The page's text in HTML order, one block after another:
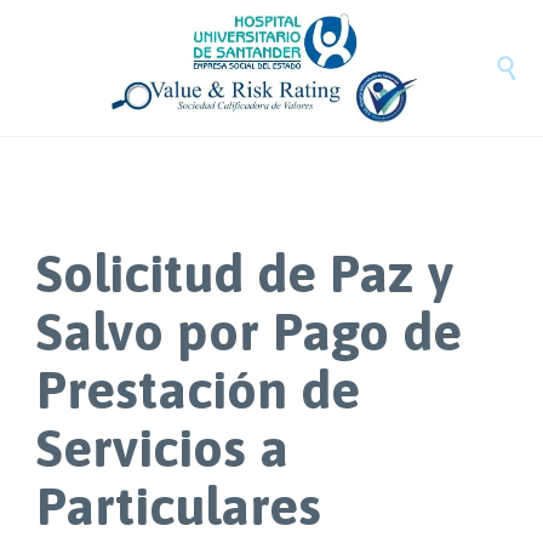

Solicitud de Paz y
Salvo por Pago de
Prestación de
Servicios a
Particulares